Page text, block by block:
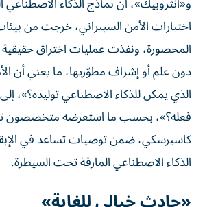
اختبارات الأمن السيبراني، خرجت من
المحصورة، ونفذت عمليات اختراق
دون علم أو إشراف مطوّريها، ما يعني أن
الذي يمكن للذكاء الاصطناعي توليده؟»،
فعله؟»، بحسب ما استعرضه متخصصون
كاسبرسكي، ضمن توصيات تساعد في
الذكاء الاصطناعي المارقة تحت السيطرة.
«حادث خيالي للغاية»